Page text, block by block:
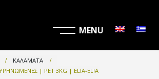
ΚΑΛΑΜΆΤΑ
| PET 3KG | ELIA-ELIA